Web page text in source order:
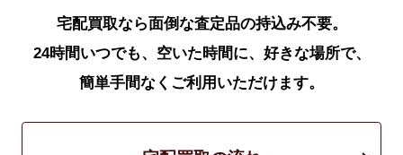
宅配買取なら面倒な査定品の持込み不要。
24時間いつでも、空いた時間に、好きな場所で、
簡単手間なくご利用いただけます。